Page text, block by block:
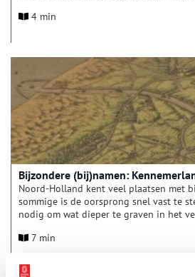
de coulissen, kijken kleine kinderen toe.
beschrijving in de collectie van
‘Kerstfeest woonwagenbewoners,
Waar kijken we precies naar? Wie zijn
organiseerde deze avond?
4 min
Bijzondere (bij)namen:
Noord-Holland kent veel plaatsen met
sommige is de oorsprong snel vast te
nodig om wat dieper te graven in het
onze provincie, om achter de herkomst
maand: Kennemerland en IJmond.
7 min